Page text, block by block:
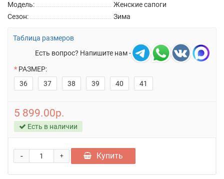
Модель:
Женские сапоги
Сезон:
Зима
Таблица размеров
Есть вопрос? Напишите нам -
РАЗМЕР:
36
37 38 39 40 41
5 899.00р.
Есть в наличии
+
- Купить